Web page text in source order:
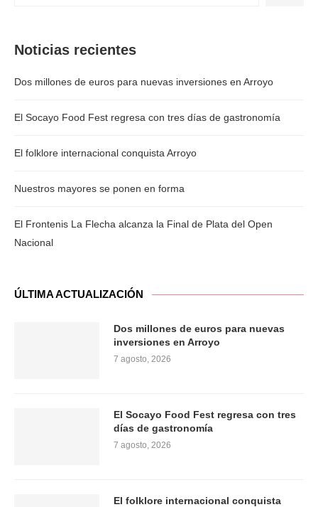
Noticias recientes
Dos millones de euros para nuevas inversiones en Arroyo
El Socayo Food Fest regresa con tres días de gastronomía
El folklore internacional conquista Arroyo
Nuestros mayores se ponen en forma
El Frontenis La Flecha alcanza la Final de Plata del Open
Nacional
ÚLTIMA ACTUALIZACIÓN
Dos millones de euros para nuevas
inversiones en Arroyo
7 agosto, 2026
El Socayo Food Fest regresa con tres
días de gastronomía
7 agosto, 2026
El folklore internacional conquista